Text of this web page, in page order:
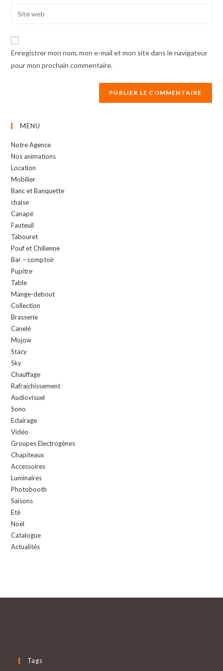
to
address
comment
Enter
website
URL
Enregistrer mon nom, mon e-mail et mon site dans le navigateur
pour mon prochain commentaire.
MENU
Notre Agence
Nos animations
Location
Mobilier
Banc et Banquette
chaise
Canapé
Fauteuil
Tabouret
Pouf et Chilienne
Bar – comptoir
Pupitre
Table
Mange-debout
Collection
Brasserie
Canelé
Mojow
Stacy
Sky
Chauffage
Rafraichissement
Audiovisuel
Sono
Eclairage
Vidéo
Groupes Electrogènes
Chapiteaux
Accessoires
Luminaires
Photobooth
Saisons
Eté
Noël
Catalogue
Actualités
Tags